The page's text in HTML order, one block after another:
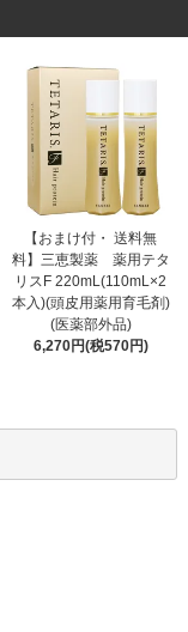
【おまけ付・ 送料無
料】三恵製薬 薬用テタ
リスF 220mL(110mL×2
本入)(頭皮用薬用育毛剤)
(医薬部外品)
6,270円(税570円)